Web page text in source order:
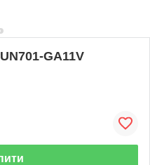
GA11V